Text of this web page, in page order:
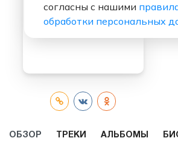
ОБЗОР ТРЕКИ АЛЬБОМЫ
согласны с нашими
обработки персональных